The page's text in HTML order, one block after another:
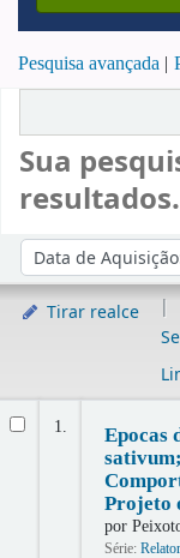
Pesquisa avançada
Sua
resultados.
Ordenar por:
Tirar realce
1.
Epocas
Projeto
por
Série: